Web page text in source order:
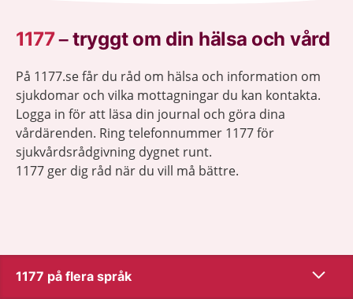
1177–tryggt om din hälsa och vård
På 1177.se får du råd om hälsa och information om
sjukdomar och vilka mottagningar du kan kontakta.
Logga in för att läsa din journal och göra dina
vårdärenden. Ring telefonnummer 1177 för
sjukvårdsrådgivning dygnet runt.
1177 ger dig råd när du vill må bättre.
1177 på flera språk Visa